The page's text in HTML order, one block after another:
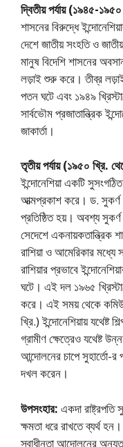
দ্বিতীয় পর্যায় (১৯৪৫-
শাসনের বিরুদ্ধে
দেশে জাতীয় সংহতি ও
মানুষ বিদেশি শাসনের
লড়াই শুরু করে। তীব্র
পতন ঘটে এবং ১৯৪৯
সার্বভৌম প্রজাতান্ত্রিক
জাকার্তা।
তৃতীয় পর্যায় (১৯৫০ খ্রি.
ইন্দোনেশিয়া একটি
আত্মপ্রকাশ করে। ড. সুকর্ণ
প্রতিষ্ঠিত হয়। অবশ্য সুকর্ণ
সেদেশে একনায়কতান্ত্রিক
রাশিয়া ও আমেরিকার মধ্যে
রাশিয়ার প্রভাবে
ঘটে। এই দল ১৯৬৫
করে। এই সময় থেকে
খ্রি.) ইন্দোনেশিয়ায় যথেষ্ট
গ্রামীণ ক্ষেত্রেও যথেষ্ট
আন্দোলনের চাপে সুহার্তো-র
দখল করেন।
উপসংহার: একদা রাষ্ট্রপতি
ক্ষমতা ধরে রাখতে ব্যর্থ
স্বাধীনতা আন্দোলনের